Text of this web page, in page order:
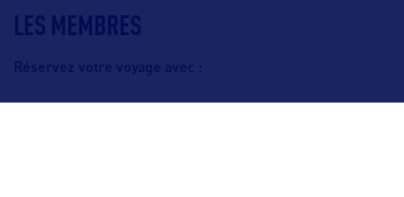
LES MEMBRES
Réservez votre voyage avec :